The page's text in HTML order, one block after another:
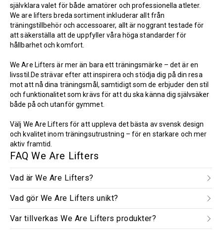
självklara valet för både amatörer och professionella atleter.
We are lifters breda sortiment inkluderar allt från
träningstillbehör och accessoarer, allt är noggrant testade för
att säkerställa att de uppfyller våra höga standarder för
hållbarhet och komfort.
We Are Lifters är mer än bara ett träningsmärke – det är en
livsstil.De strävar efter att inspirera och stödja dig på din resa
mot att nå dina träningsmål, samtidigt som de erbjuder den stil
och funktionalitet som krävs för att du ska känna dig självsäker
både på och utanför gymmet.
Välj We Are Lifters för att uppleva det bästa av svensk design
och kvalitet inom träningsutrustning – för en starkare och mer
aktiv framtid.
FAQ We Are Lifters
Vad är We Are Lifters?
Vad gör We Are Lifters unikt?
Var tillverkas We Are Lifters produkter?